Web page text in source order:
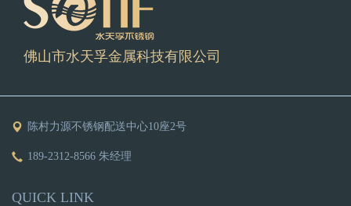
佛山市水天孚金属科技有限公司
陈村力源不锈钢配送中心10座2号
189-2312-8566 朱经理
QUICK LINK